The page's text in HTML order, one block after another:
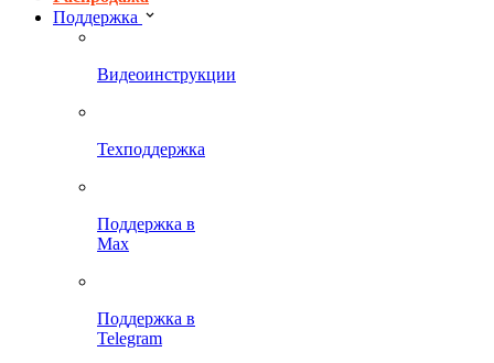
Поддержка
Видеоинструкции
Техподдержка
Поддержка в
Max
Поддержка в
Telegram